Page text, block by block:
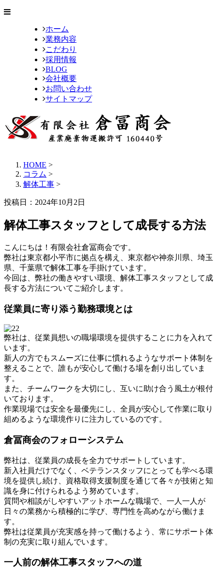
ホーム
業務内容
こだわり
採用情報
BLOG
会社概要
お問い合わせ
サイトマップ
HOME >
コラム >
解体工事 >
投稿日：2024年10月2日
解体工事スタッフとして成長する方法
こんにちは！有限会社倉冨商会です。
弊社は東京都小平市に拠点を構え、東京都や神奈川県、埼玉
県、千葉県で解体工事を手掛けています。
今回は、弊社の働きやすい環境、解体工事スタッフとして成
長する方法についてご紹介します。
従業員に寄り添う勤務環境とは
弊社は、従業員想いの職場環境を提供することに力を入れて
います。
新人の方でもスムーズに仕事に慣れるようなサポート体制を
整えることで、誰もが安心して働ける場を創り出していま
す。
また、チームワークを大切にし、互いに助け合う風土が根付
いております。
作業現場では安全を最優先にし、全員が安心して作業に取り
組めるような環境作りに注力しているのです。
倉冨商会のフォローシステム
弊社は、従業員の成長を全力でサポートしています。
新入社員だけでなく、ベテランスタッフにとっても学べる環
境を提供し続け、資格取得支援制度を通じて各々が技術と知
識を身に付けられるよう努めています。
質問や相談がしやすいアットホームな職場で、一人一人が
日々の業務から積極的に学び、専門性を高めながら働けま
す。
弊社は従業員が充実感を持って働けるよう、常にサポート体
制の充実に取り組んでいます。
一人前の解体工事スタッフへの道